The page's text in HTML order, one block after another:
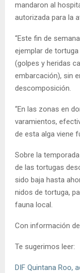
mandaron al
autorizada para la
“Este fin de
ejemplar de
(golpes y heridas
embarcación), sin
descomposición.
“En las zonas en
varamientos,
de esta alga viene
Sobre la
de las tortugas
sido baja hasta
nidos de tortuga,
fauna local.
Con información
Te sugerimos leer:
DIF Quintana Roo,